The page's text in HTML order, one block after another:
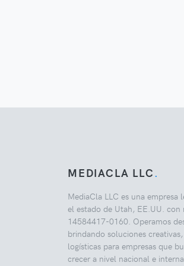
MEDIACLA LLC.
MediaCla LLC es una
el estado de Utah, EE.UU. con
14584417-0160. Operamos
brindando soluciones
logísticas para empresas que
crecer a nivel nacional e